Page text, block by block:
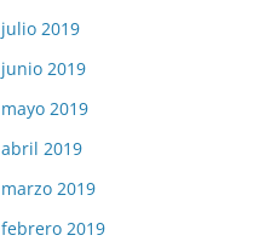
julio 2019
junio 2019
mayo 2019
abril 2019
marzo 2019
febrero 2019